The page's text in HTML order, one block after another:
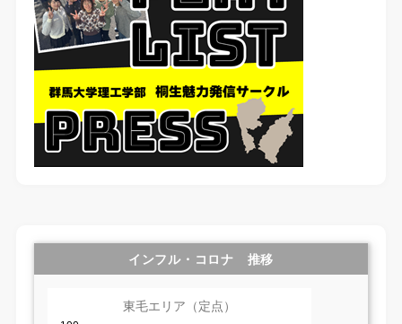
インフル・コロナ 推移